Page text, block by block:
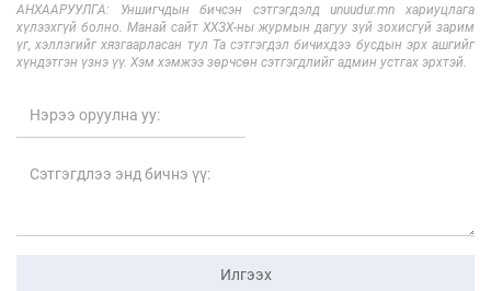
АНХААРУУЛГА: Уншигчдын бичсэн сэтгэгдэлд unuudur.mn хариуцлага
хүлээхгүй болно. Манай сайт ХХЗХ-ны журмын дагуу зүй зохисгүй зарим
үг, хэллэгийг хязгаарласан тул Та сэтгэгдэл бичихдээ бусдын эрх ашгийг
хүндэтгэн үзнэ үү. Хэм хэмжээ зөрчсөн сэтгэгдлийг админ устгах эрхтэй.
Илгээх